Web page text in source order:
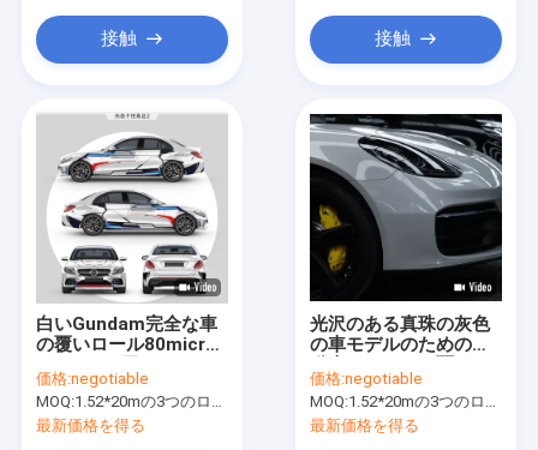
接触 接触
白いGundam完全な車
の覆いロール80micron
価格:negotiable
MOQ:1.52*20mの3つのロールを意味する1.52*60m、
最新価格を得る
光沢のある真珠の灰色
の車モデルのための自
価格:negotiable
MOQ:1.52*20mの3つのロールを意味する1.52*60m、
最新価格を得る